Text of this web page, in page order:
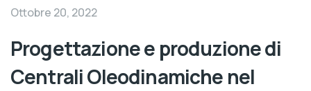
Ottobre 20, 2022
Progettazione e produzione di
Centrali Oleodinamiche nel